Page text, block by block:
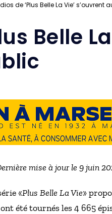
de ‘Plus Belle La Vie’ s’ouvrent
Belle
mise à jour le 9 juin
«Plus Belle La Vie»
été tournés les 4 665